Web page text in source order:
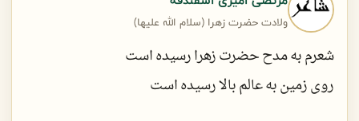
به روی آینۀ چشمه‌سار می‌ریزد
شمیم نام تو وقتی سفر کند با باد
ولادت حضرت زهرا (سلام الله علیها)
شعرم به مدح حضرت زهرا رسیده است
روی زمین به عالم بالا رسیده است